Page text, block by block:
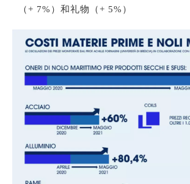
（+ 7%）和礼物（+ 5%）